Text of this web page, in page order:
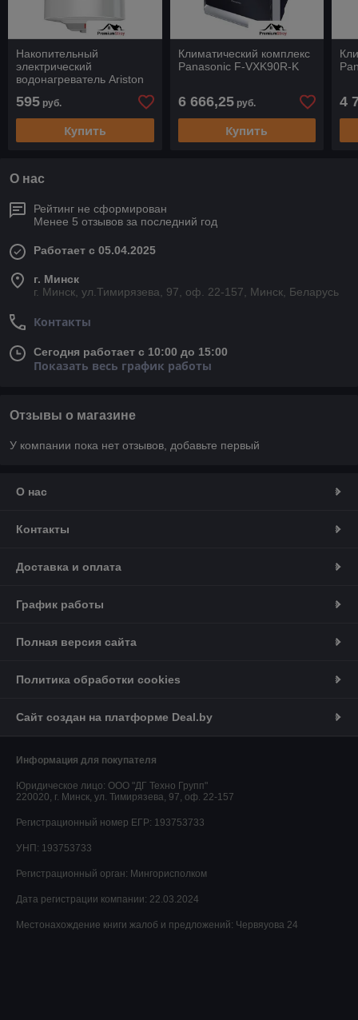
Накопительный
электрический
водонагреватель Ariston
PRO1 R 50 V 1,5K PL DRY
595 руб.
Купить
Климатический комплекс
Panasonic F-VXK90R-K
6 666,25руб.
Купить
4
О нас
Рейтинг не сформирован
Менее 5 отзывов за последний год
Работает с 05.04.2025
г. Минск
г. Минск, ул.Тимирязева, 97, оф. 22-157, Минск, Беларусь
Контакты
Сегодня работает с 10:00 до 15:00
Показать весь график работы
Отзывы о магазине
У компании пока нет отзывов, добавьте первый
О нас
Контакты
Доставка и оплата
График работы
Полная версия сайта
Политика обработки cookies
Сайт создан на платформе Deal.by
Информация для покупателя
Юридическое лицо: ООО "ДГ Техно Групп"
220020, г. Минск, ул. Тимирязева, 97, оф. 22-157
Регистрационный номер ЕГР: 193753733
УНП: 193753733
Регистрационный орган: Мингорисполком
Дата регистрации компании: 22.03.2024
Местонахождение книги жалоб и предложений: Червяуова 24